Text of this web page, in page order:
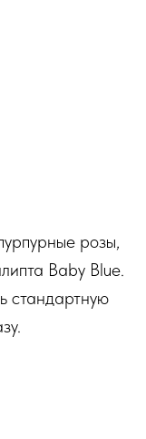
розы,
Baby Blue.
стандартную